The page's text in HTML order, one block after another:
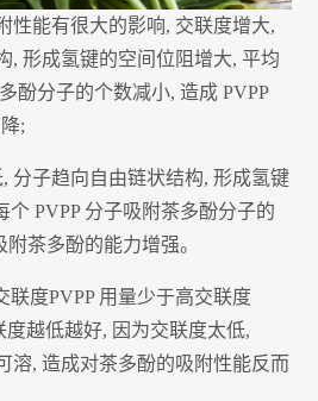
性能有很大的影响, 交联度增大,
, 形成氢键的空间位阻增大, 平均
酚分子的个数减小, 造成 PVPP
;
, 分子趋向自由链状结构, 形成氢键
个 PVPP 分子吸附茶多酚分子的
茶多酚的能力增强。
联度PVPP 用量少于高交联度
度越低越好, 因为交联度太低,
溶, 造成对茶多酚的吸附性能反而